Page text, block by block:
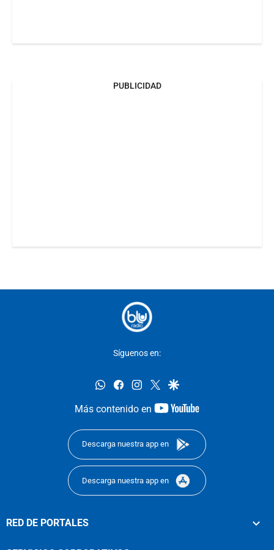
PUBLICIDAD
Síguenos en:
whatsappfacebookinstagram
twittergoogle
Más contenido en
youtube-
Descarga nuestra app en
Descarga nuestra app en
RED DE PORTALES